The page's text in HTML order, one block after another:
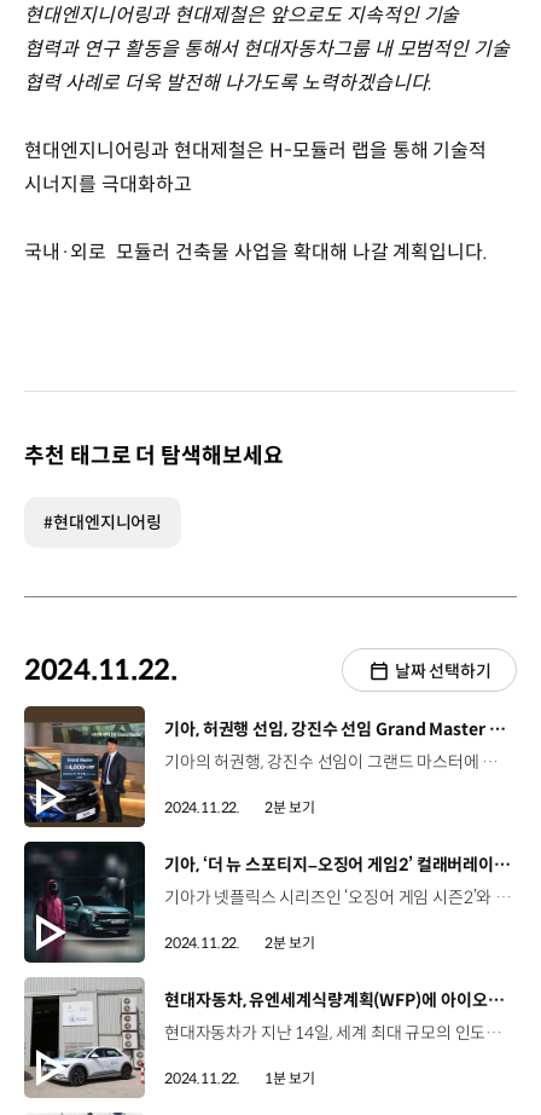
현대엔지니어링과 현대제철은 앞으로도 지속적인 기술
협력과 연구 활동을 통해서 현대자동차그룹 내 모범적인 기술
협력 사례로 더욱 발전해 나가도록 노력하겠습니다.
현대엔지니어링과 현대제철은 H-모듈러 랩을 통해 기술적
시너지를 극대화하고
국내·외로 모듈러 건축물 사업을 확대해 나갈 계획입니다.
추천 태그로 더 탐색해보세요
#현대엔지니어링
2024.11.22. 날짜 선택하기
[동영상]
기아, 허권행 선임, 강진수 선임 Grand Master 달성
기아의 허권행, 강진수 선임이 그랜드 마스터에 등극했습니다. 그랜드 마스터는 기아에서 누계 판매 4천 대를 달성한 우수 오토컨설턴트에게 주어지는 영예인데요. 허권행, 강진수 선임은 입사 이래 29년 간, 연평균 각각 139대, 138대를 판매해 역대 31번째와 32번째 그랜드 마스터에 이름을 올렸습니다. 허권행 선임 오토컨설턴트 / 기아 천안남부지점 어려움도 많이 있었지만 항상 주변분들이 많이 도와주셨기 때문에 이 자리에 있게 된 것 같습니다. 항상 주변을 돌아보는 즐거운 마음을 가진 영업 직원이 되도록 하겠습니다. 강진수 선임 오토컨설턴트 / 기아 송파지점4천 대를 팔면서 여러 가지 어려움도 많았고 힘든 과정을 겪었지만 새삼 자부심을 느끼고 있는 것 같습니다. 더 정진해서 5천 대 판매를 위해 더 열심히 하는 영업인이 되겠습니다. 기아는 현장의 영업 직원들을 격려하기 위해 그랜드 마스터 외에도 장기판매 명예 포상 제도와 기아 스타 어워즈(KIA Star Awards) 등 다양한 포상제도를 운영하고 있습니다.
2024.11.22. 2분 보기
[동영상]
기아, ‘더 뉴 스포티지–오징어 게임2’ 컬래버레이션 마케팅 실시
기아가 넷플릭스 시리즈인 ‘오징어 게임 시즌2’와 손잡고 컬래버레이션 팝업 쇼룸을 열었습니다. ‘더 뉴 스포티지’ 출시와 함께 열린 이번 팝업에는 ‘오징어 게임’ 콘셉트의 스탬프 미션과 깐부 방, SNS 인증 이벤트 등 다양한 체험 콘텐츠가 마련됐는데요. 방문객들은 전시장 곳곳에서 미션을 수행하고, 게임을 즐기며 더 뉴 스포티지의 헤드업 디스플레이와 다이나믹 웰컴 라이트, 기아 디지털 키 2 등 혁신적인 첨단 기능들을 자연스럽게 체험했습니다. 노건우 매니저 / 기아 국내미디어콘텐츠팀 이번 행사는 새롭게 출시한 ‘더 뉴 스포티지’와 ‘오징어 게임 시즌 2’가 컬래버레이션하여 고객분들에게 새로운 자동차 경험을 선사드리고자 기획되었습니다. 국적과 연령을 가리지 않고, 다양한 분들이 찾아주셔서 뿌듯한 마음으로 전시를 운영하고 있습니다 게이시다 / 방문객우리나라(알바니아)에서도 기아는 인기가 많아서, 알바니아에서 팝업 쇼룸을 열어도 인기가 많을 것 같아요. 더 뉴 스포티지만의 차별화된 브랜드 경험을 제공하고 있는 이번 팝업 쇼룸은 기아 언플러그드 그라운드에서 이번 달 24일까지 만나볼 수 있습니다.
2024.11.22. 2분 보기
[동영상]
현대자동차, 유엔세계식량계획(WFP)에 아이오닉 5 기증
현대자동차가 지난 14일, 세계 최대 규모의 인도적 지원 기관인 유엔세계식량계획(WFP)과 아이오닉 5 차량 인도식을 진행했습니다. 현대자동차는 지난 7월, 유엔 업무 차량의 친환경 모빌리티 전환을 돕고, 지속가능발전목표를 함께 달성하기 위해 모빌리티 부문 파트너십을 체결했는데요. 이번 차량 인도식은 파트너십 체결 이후 진행된 첫 공식 행사로, 현대자동차는 WFP 로마본부를 비롯해 이집트, 아랍에미리트 등 전세계 주요 사무소와 차량 기지에 아이오닉 5를 기증했습니다. 현대자동차는 앞으로도 세계 식량 위기와 기후 변화를 대비하고 해결하는 데 최선을 다할 예정입니다.
2024.11.22. 1분 보기